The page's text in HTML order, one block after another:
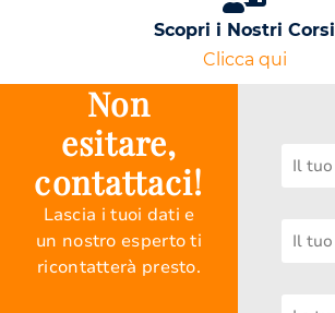
Scopri i Nostri Corsi
Clicca qui
Non
esitare,
contattaci!
Lascia i tuoi dati e
un nostro esperto ti
ricontatterà presto.